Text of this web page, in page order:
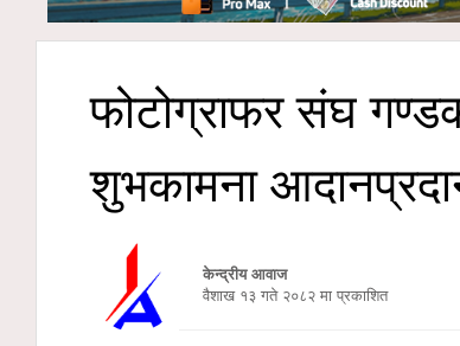
फोटोग्राफर संघ
शुभकामना
केन्द्रीय आवाज
वैशाख १३ गते २०८२ मा प्रकाशित